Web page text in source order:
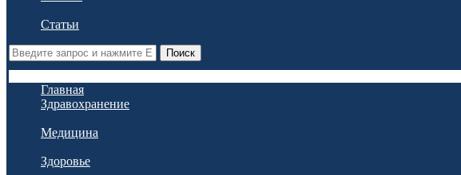
Статьи
Поиск
Главная
Здравохранение
Медицина
Здоровье